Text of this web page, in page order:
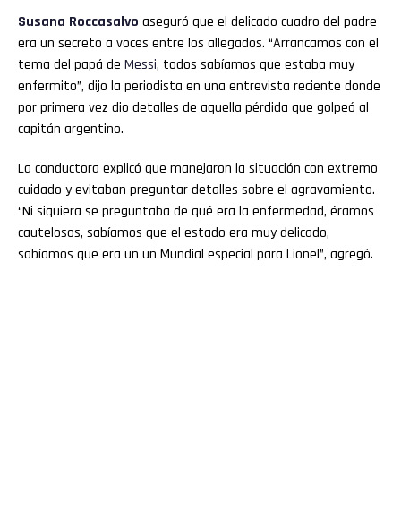
Susana Roccasalvo aseguró que el delicado cuadro del padre
era un secreto a voces entre los allegados. “Arrancamos con el
tema del papá de Messi, todos sabíamos que estaba muy
enfermito”, dijo la periodista en una entrevista reciente donde
por primera vez dio detalles de aquella pérdida que golpeó al
capitán argentino.
La conductora explicó que manejaron la situación con extremo
cuidado y evitaban preguntar detalles sobre el agravamiento.
“Ni siquiera se preguntaba de qué era la enfermedad, éramos
cautelosos, sabíamos que el estado era muy delicado,
sabíamos que era un un Mundial especial para Lionel”, agregó.